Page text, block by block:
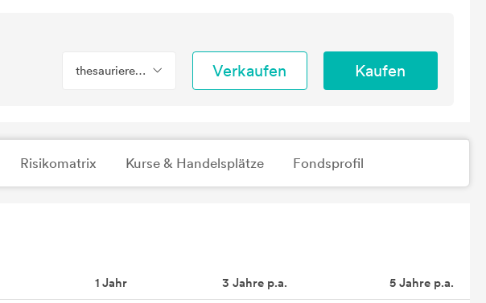
thesaurierend Verkaufen Kaufen
Risikomatrix Kurse & Handelsplätze Fondsprofil
1 Jahr 3 Jahre p.a. 5 Jahre p.a.